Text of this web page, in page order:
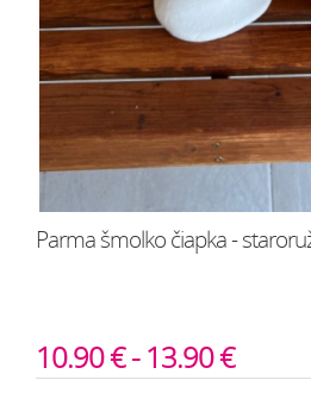
Parma šmolko čiapka -
10.90 € - 13.90 €